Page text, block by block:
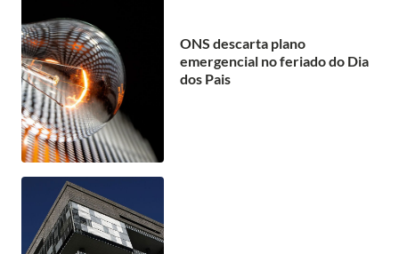
ONS descarta plano
emergencial no feriado do Dia
dos Pais